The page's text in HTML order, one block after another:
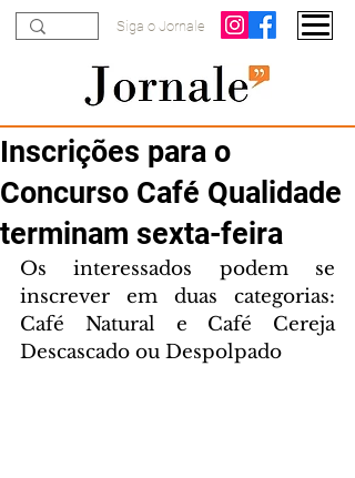
Siga o Jornale
Inscrições para o
Concurso Café Qualidade
terminam sexta-feira
Os interessados podem se
inscrever em duas categorias:
Café Natural e Café Cereja
Descascado ou Despolpado